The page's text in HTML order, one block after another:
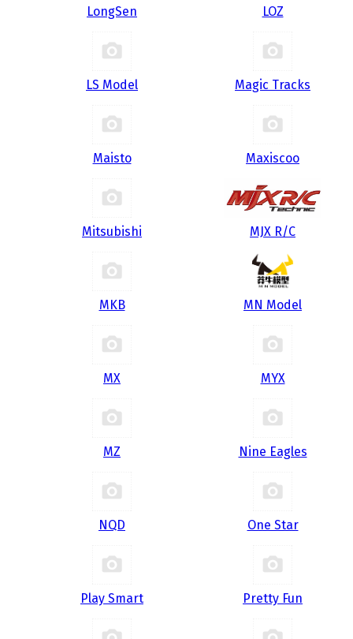
LongSen LOZ
LS Model Magic Tracks
Maisto Maxiscoo
Mitsubishi MJX R/C
MKB MN Model
MX MYX
MZ Nine Eagles
NQD One Star
Play Smart Pretty Fun